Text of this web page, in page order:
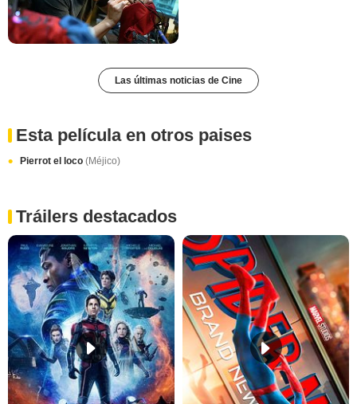
Las últimas noticias de Cine
Esta película en otros paises
Pierrot el loco (Méjico)
Tráilers destacados